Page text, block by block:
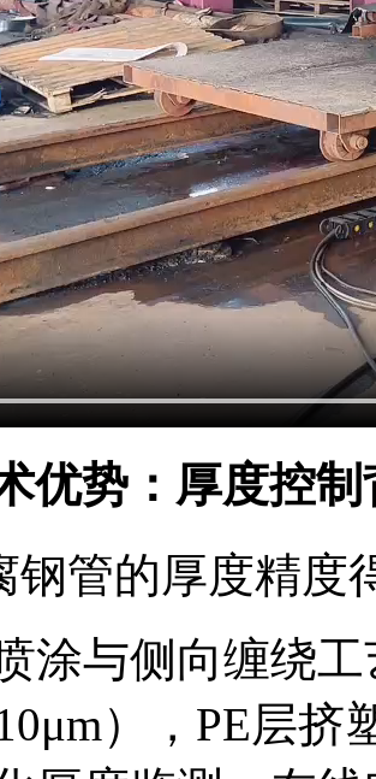
优势：厚度控
钢管的厚度精度
涂与侧向缠绕
），PE层挤